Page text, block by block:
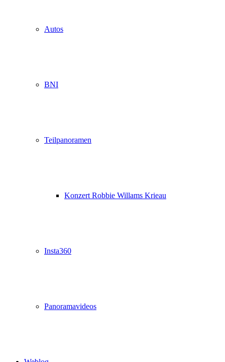
Autos
BNI
Teilpanoramen
Konzert Robbie Willams Krieau
Insta360
Panoramavideos